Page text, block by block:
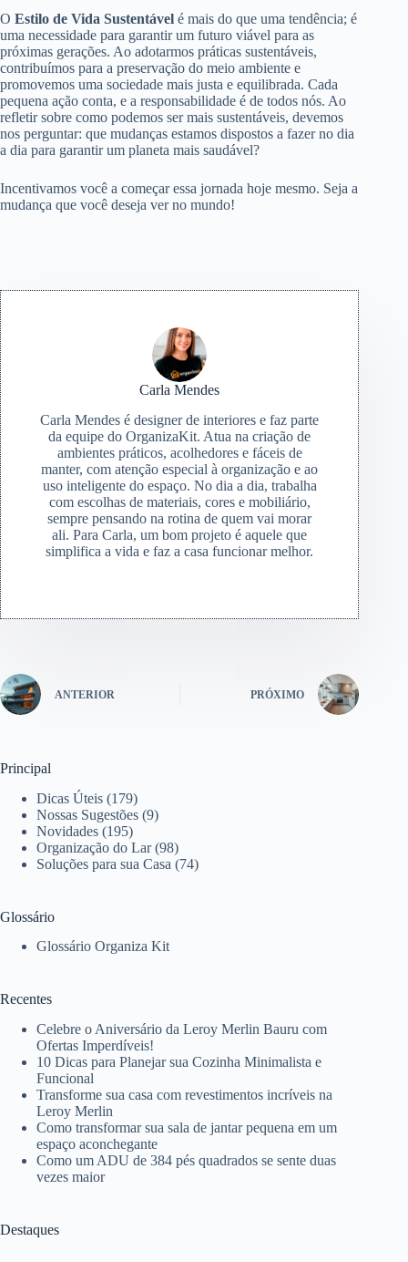
O Estilo de Vida Sustentável é mais do que uma tendência; é
uma necessidade para garantir um futuro viável para as
próximas gerações. Ao adotarmos práticas sustentáveis,
contribuímos para a preservação do meio ambiente e
promovemos uma sociedade mais justa e equilibrada. Cada
pequena ação conta, e a responsabilidade é de todos nós. Ao
refletir sobre como podemos ser mais sustentáveis, devemos
nos perguntar: que mudanças estamos dispostos a fazer no dia
a dia para garantir um planeta mais saudável?
Incentivamos você a começar essa jornada hoje mesmo. Seja a
mudança que você deseja ver no mundo!
Carla Mendes
Carla Mendes é designer de interiores e faz parte
da equipe do OrganizaKit. Atua na criação de
ambientes práticos, acolhedores e fáceis de
manter, com atenção especial à organização e ao
uso inteligente do espaço. No dia a dia, trabalha
com escolhas de materiais, cores e mobiliário,
sempre pensando na rotina de quem vai morar
ali. Para Carla, um bom projeto é aquele que
simplifica a vida e faz a casa funcionar melhor.
ANTERIOR PRÓXIMO
Principal
Dicas Úteis (179)
Nossas Sugestões (9)
Novidades (195)
Organização do Lar(98)
Soluções para sua Casa (74)
Glossário
Glossário Organiza Kit
Recentes
Celebre o Aniversário da Leroy Merlin Bauru com
Ofertas Imperdíveis!
10 Dicas para Planejar sua Cozinha Minimalista e
Funcional
Transforme sua casa com revestimentos incríveis na
Leroy Merlin
Como transformar sua sala de jantar pequena em um
espaço aconchegante
Como um ADU de 384 pés quadrados se sente duas
vezes maior
Destaques